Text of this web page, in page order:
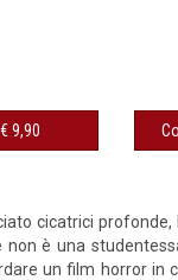
9,90
cicatrici
è una
un film horror in